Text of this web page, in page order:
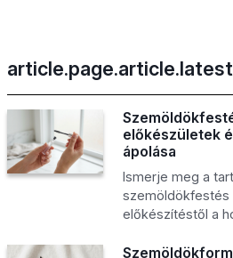
article.page.article.latest
előkészületek
ápolása
Ismerje meg a
szemöldökfestés
előkészítéstől a